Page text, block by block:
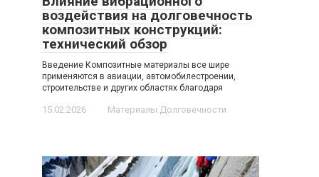
воздействия на долговечность
композитных конструкций:
технический обзор
Введение Композитные материалы все шире
применяются в авиации, автомобилестроении,
строительстве и других областях благодаря
15.02.2026 Материалы Долговечности